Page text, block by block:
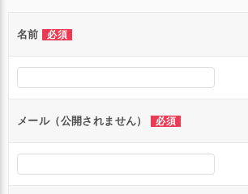
ー
シ
ン
名前 必須
メール（公開されません） 必須